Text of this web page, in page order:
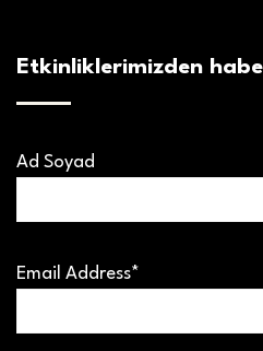
Etkinliklerimizden
Ad Soyad
Email Address*